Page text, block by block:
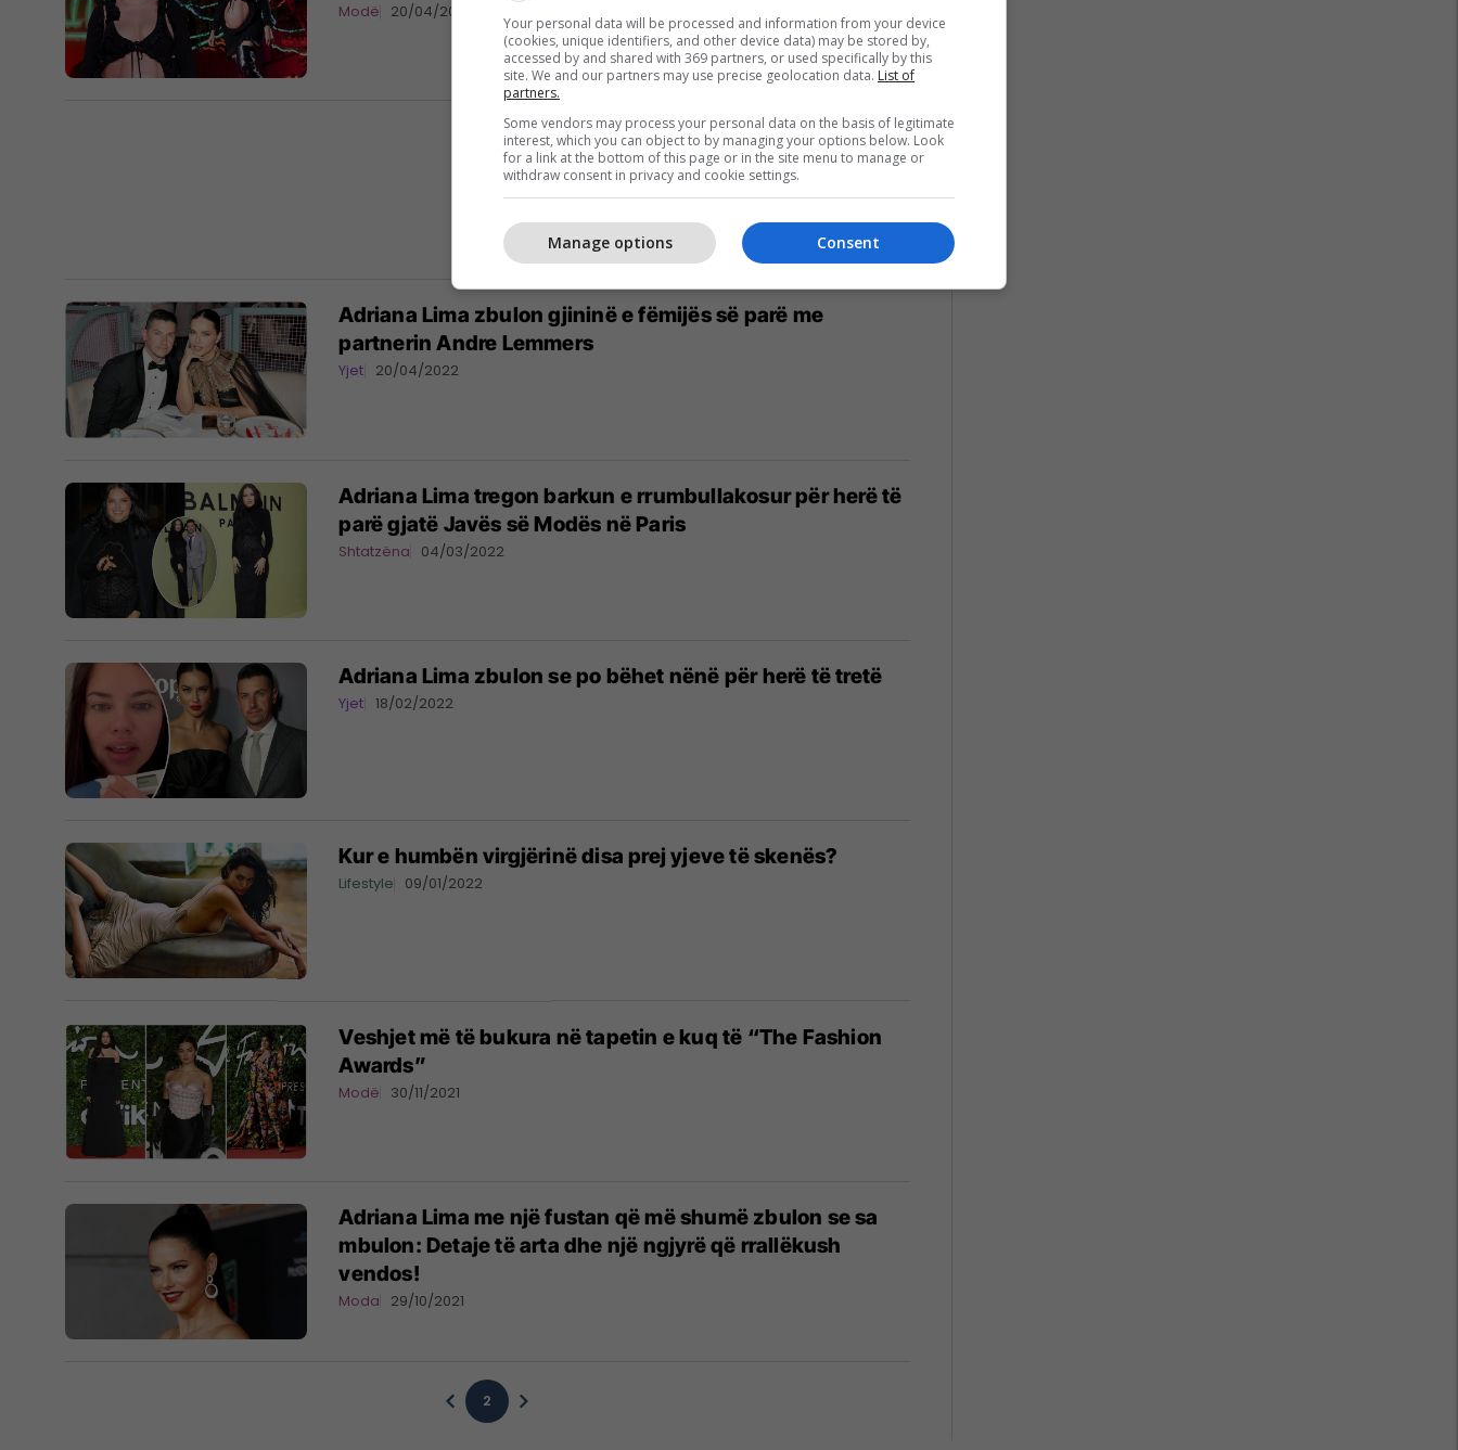
Modë 20/04/2022
Adriana Lima zbulon gjininë e fëmijës së parë me
partnerin Andre Lemmers
Yjet 20/04/2022
Adriana Lima tregon barkun e rrumbullakosur për herë të
parë gjatë Javës së Modës në Paris
Shtatzëna 04/03/2022
Adriana Lima zbulon se po bëhet nënë për herë të tretë
Yjet 18/02/2022
Kur e humbën virgjërinë disa prej yjeve të skenës?
Lifestyle 09/01/2022
Veshjet më të bukura në tapetin e kuq të “The Fashion
Awards”
Modë 30/11/2021
Adriana Lima me një fustan që më shumë zbulon se sa
mbulon: Detaje të arta dhe një ngjyrë që rrallëkush
vendos!
Moda 29/10/2021
2
Your personal data will be processed and information from your device
(cookies, unique identifiers, and other device data) may be stored by,
accessed by and shared with 369 partners, or used specifically by this
site. We and our partners may use precise geolocation data. List of
partners.
Some vendors may process your personal data on the basis of legitimate
interest, which you can object to by managing your options below. Look
for a link at the bottom of this page or in the site menu to manage or
withdraw consent in privacy and cookie settings.
Consent
Manage options